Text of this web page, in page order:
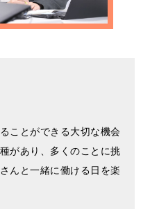
ことができる大切な機会
があり、多くのことに挑
んと一緒に働ける日を楽